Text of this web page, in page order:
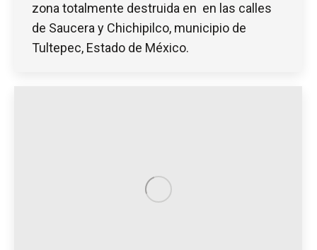
zona totalmente destruida en en las calles
de Saucera y Chichipilco, municipio de
Tultepec, Estado de México.